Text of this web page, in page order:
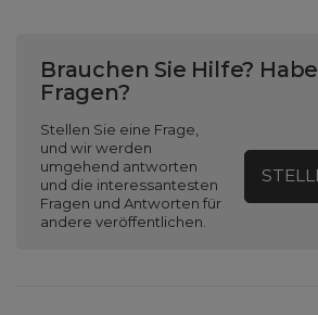
Brauchen Sie Hilfe?
Fragen?
Stellen Sie eine Frage,
und wir werden
umgehend antworten
und die interessantesten
Fragen und Antworten für
andere veröffentlichen.